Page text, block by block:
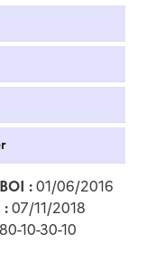
:01/06/2016
:07/11/2018
10-30-10
pdf